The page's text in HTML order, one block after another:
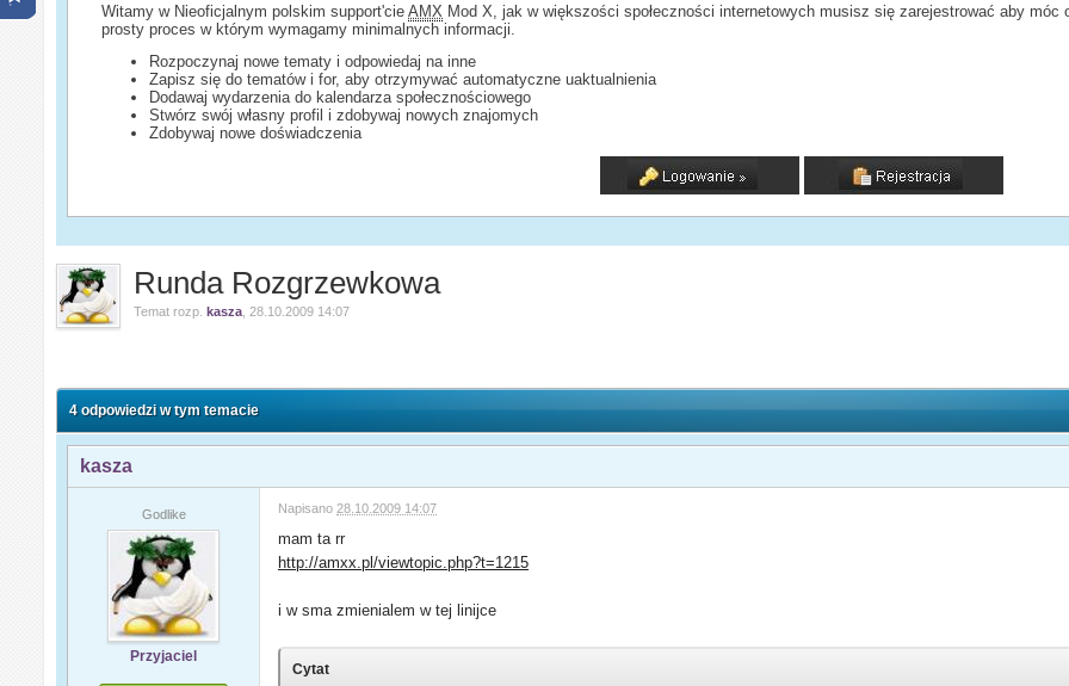
Witamy w Nieoficjalnym polskim support'cieAMX Mod X, jak w większości społeczności internetowych musisz się zarejestrować aby
prosty proces w którym wymagamy minimalnych informacji.
Rozpoczynaj nowe tematy i odpowiedaj na inne
Zapisz się do tematów i for, aby otrzymywać automatyczne uaktualnienia
Dodawaj wydarzenia do kalendarza społecznościowego
Stwórz swój własny profil i zdobywaj nowych znajomych
Zdobywaj nowe doświadczenia
Runda Rozgrzewkowa
Temat rozp.kasza 28.10.2009 14:07
4 odpowiedzi w tym temacie
kasza
Godlike
Przyjaciel
Napisano 28.10.2009 14:07
mam ta rr
http://amxx.pl/viewtopic.php?t=1215
i w sma zmienialem w tej linijce
Cytat